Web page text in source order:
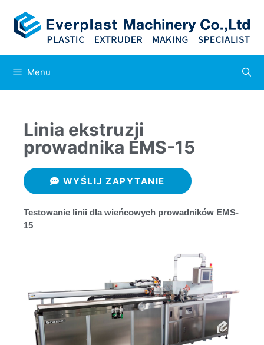
Menu
Linia ekstruzji
prowadnika EMS-15
WYŚLIJ ZAPYTANIE
Testowanie linii dla wieńcowych prowadników EMS-
15